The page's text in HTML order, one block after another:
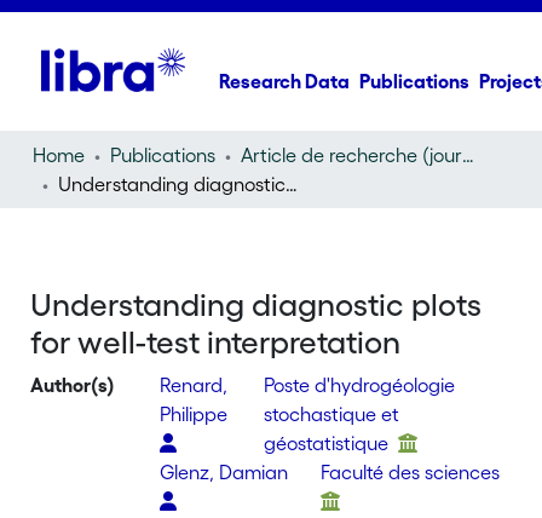
Research Data Publications
Home Publications
Article de recherche (journal article)
Understanding diagnostic plots for well-test interpretation
Understanding diagnostic plots
for well-test interpretation
Author(s)
Renard,
Philippe
Poste d'hydrogéologie
stochastique et
géostatistique
Glenz, Damian
Faculté des sciences